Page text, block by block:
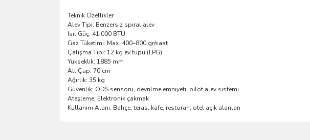
Teknik Özellikler
Alev Tipi: Benzersiz spiral alev
Isıl Güç: 41.000 BTU
Gaz Tüketimi: Max. 400–800 gr/saat
Çalışma Tipi: 12 kg ev tüpü (LPG)
Yükseklik: 1885 mm
Alt Çap: 70 cm
Ağırlık: 35 kg
Güvenlik: ODS sensörü, devrilme emniyeti, pilot alev sistemi
Ateşleme: Elektronik çakmak
Kullanım Alanı: Bahçe, teras, kafe, restoran, otel açık alanları